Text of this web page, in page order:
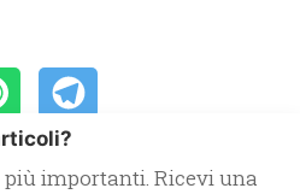
importanti. Ricevi una